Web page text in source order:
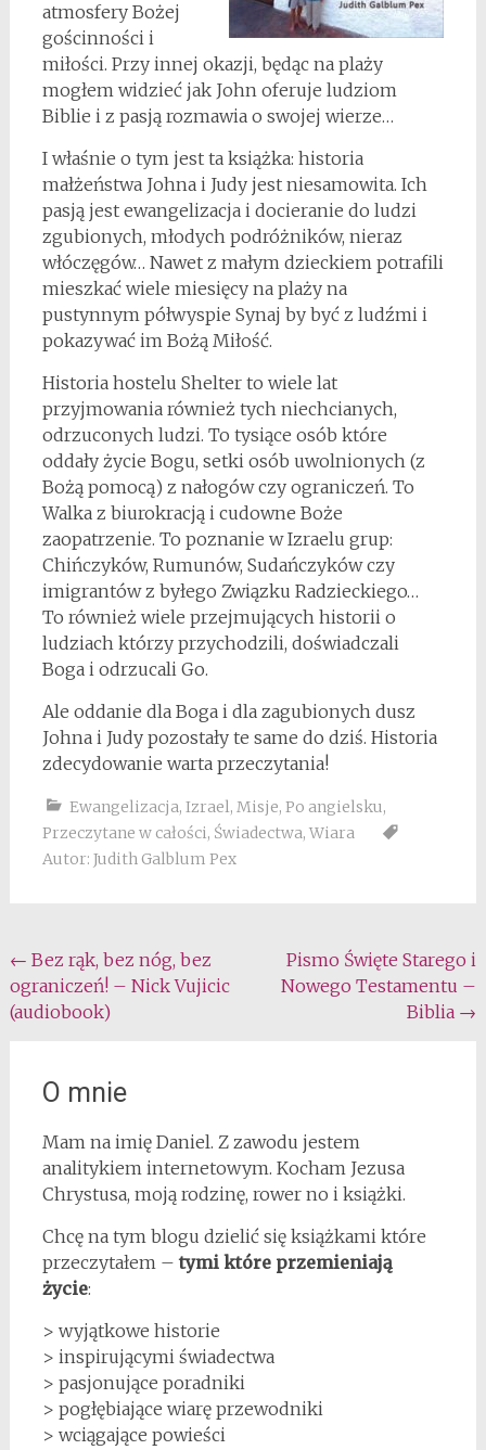
atmosfery Bożej
gościnności i
miłości. Przy innej okazji, będąc na plaży
mogłem widzieć jak John oferuje ludziom
Biblie i z pasją rozmawia o swojej wierze…
I właśnie o tym jest ta książka: historia
małżeństwa Johna i Judy jest niesamowita. Ich
pasją jest ewangelizacja i docieranie do ludzi
zgubionych, młodych podróżników, nieraz
włóczęgów… Nawet z małym dzieckiem potrafili
mieszkać wiele miesięcy na plaży na
pustynnym półwyspie Synaj by być z ludźmi i
pokazywać im Bożą Miłość.
Historia hostelu Shelter to wiele lat
przyjmowania również tych niechcianych,
odrzuconych ludzi. To tysiące osób które
oddały życie Bogu, setki osób uwolnionych (z
Bożą pomocą) z nałogów czy ograniczeń. To
Walka z biurokracją i cudowne Boże
zaopatrzenie. To poznanie w Izraelu grup:
Chińczyków, Rumunów, Sudańczyków czy
imigrantów z byłego Związku Radzieckiego…
To również wiele przejmujących historii o
ludziach którzy przychodzili, doświadczali
Boga i odrzucali Go.
Ale oddanie dla Boga i dla zagubionych dusz
Johna i Judy pozostały te same do dziś. Historia
zdecydowanie warta przeczytania!
Ewangelizacja, Izrael, Misje, Po angielsku,
Przeczytane w całości, Świadectwa, Wiara
Autor: Judith Galblum Pex
Post
navigation
← Bez rąk, bez nóg, bez
ograniczeń! – Nick Vujicic
(audiobook)
Pismo Święte Starego i
Nowego Testamentu –
Biblia →
O mnie
Mam na imię Daniel. Z zawodu jestem
analitykiem internetowym. Kocham Jezusa
Chrystusa, moją rodzinę, rower no i książki.
Chcę na tym blogu dzielić się książkami które
przeczytałem –tymi które przemieniają
życie:
> wyjątkowe historie
> inspirującymi świadectwa
> pasjonujące poradniki
> pogłębiające wiarę przewodniki
> wciągające powieści